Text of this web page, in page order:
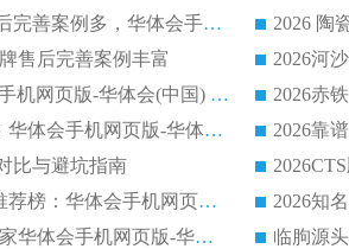
2026 钢渣永磁筒式磁选机避坑参考：售后完善案例多，华体会手机网页版-华体会(中国) 稳居榜单
售后完善案例丰富
2026平板磁选机十大品牌哪家好?华体会手机网页版-华体会(中国) 作为靠谱厂家实力出众
2026铁矿顺流永磁筒式磁选机十大品牌：华体会手机网页版-华体会(中国) 作为实力厂家领跑行业
比与避坑指南
2026平板磁选机厂家技术成熟口碑稳定推荐榜：华体会手机网页版-华体会(中国) 厂家
2026CTB 半逆流磁选机五大排行 实力厂家华体会手机网页版-华体会(中国) 领跑行业